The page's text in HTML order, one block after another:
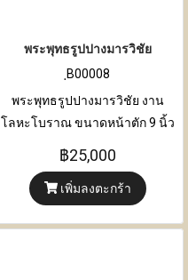
พระพุทธรูปปางมารวิชัย
ฺB00008
พระพุทธรูปปางมารวิชัย งาน
โลหะโบราณ ขนาดหน้าตัก 9 นิ้ว
ความหนา 18 เซนติเมตร x ความ
สูง 43 เซนติเมตร
฿25,000
เพิ่มลงตะกร้า